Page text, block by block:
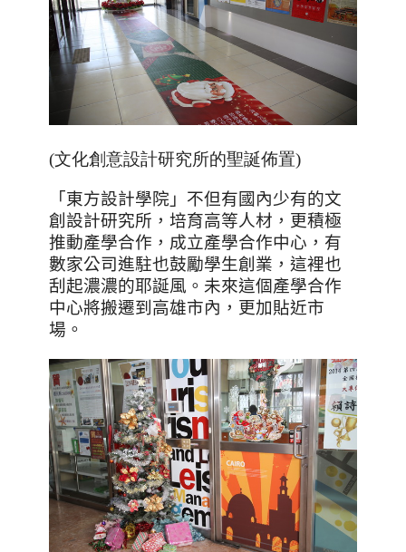
(文化創意設計研究所的聖誕佈置)
「東方設計學院」不但有國內少有的文
創設計研究所，培育高等人材，更積極
推動產學合作，成立產學合作中心，有
數家公司進駐也鼓勵學生創業，這裡也
刮起濃濃的耶誕風。未來這個產學合作
中心將搬遷到高雄市內，更加貼近市
場。